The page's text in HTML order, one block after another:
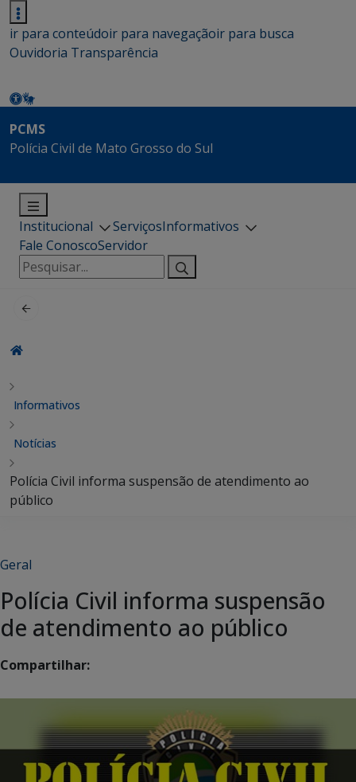
ir para conteúdoir para navegaçãoir para busca
Ouvidoria Transparência
PCMS
Polícia Civil de Mato Grosso do Sul
Institucional ServiçosInformativos
Fale ConoscoServidor
Pesquisar
por:
Informativos
Notícias
Polícia Civil informa suspensão de atendimento ao
público
Geral
Polícia Civil informa suspensão
de atendimento ao público
Compartilhar: